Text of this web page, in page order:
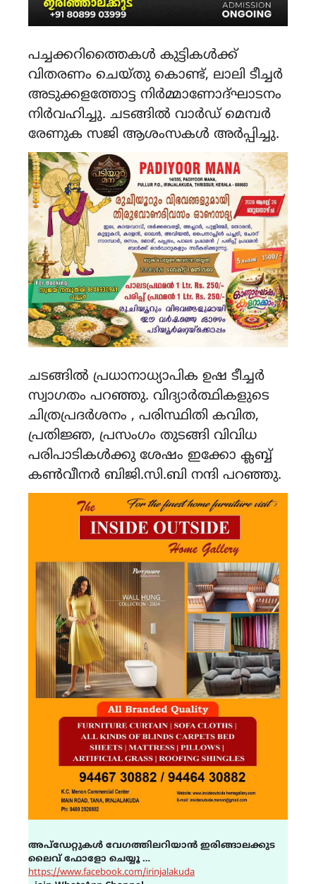
പച്ചക്കറിത്തൈകൾ കുട്ടികൾക്ക്
വിതരണം ചെയ്തു കൊണ്ട്, ലാലി ടീച്ചർ
അടുക്കളത്തോട്ട നിർമ്മാണോദ്ഘാടനം
നിർവഹിച്ചു. ചടങ്ങിൽ വാർഡ് മെമ്പർ
രേണുക സജി ആശംസകൾ അർപ്പിച്ചു.
ചടങ്ങിൽ പ്രധാനാധ്യാപിക ഉഷ ടീച്ചർ
സ്വാഗതം പറഞ്ഞു. വിദ്യാർത്ഥികളുടെ
ചിത്രപ്രദർശനം , പരിസ്ഥിതി കവിത,
പ്രതിജ്ഞ, പ്രസംഗം തുടങ്ങി വിവിധ
പരിപാടികൾക്കു ശേഷം ഇക്കോ ക്ലബ്ബ്
കൺവീനർ ബിജി.സി.ബി നന്ദി പറഞ്ഞു.
അപ്ഡേറ്റുകൾ വേഗത്തിലറിയാൻ ഇരിങ്ങാലക്കുട
ലൈവ് ഫോളോ ചെയ്യൂ …
https://www.facebook.com/irinjalakuda